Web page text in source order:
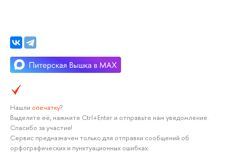
Нашли опечатку?
Выделите её, нажмите Ctrl+Enter и отправьте нам уведомление.
Спасибо за участие!
Сервис предназначен только для отправки сообщений об
орфографических и пунктуационных ошибках.